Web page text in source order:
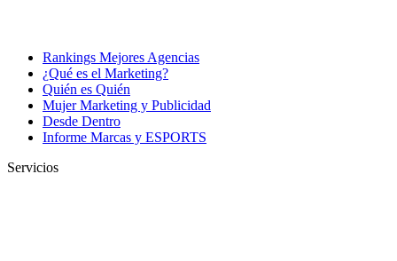
Rankings Mejores Agencias
¿Qué es el Marketing?
Quién es Quién
Mujer Marketing y Publicidad
Desde Dentro
Informe Marcas y ESPORTS
Servicios